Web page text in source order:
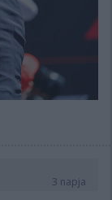
3 napja